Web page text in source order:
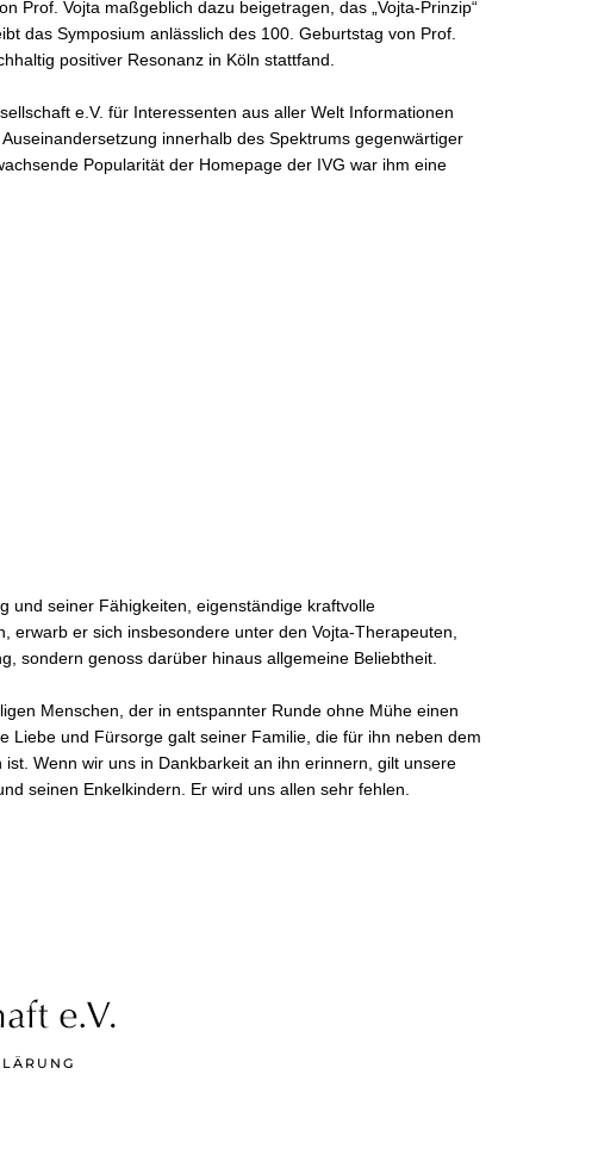
Prof. Vojta maßgeblich dazu beigetragen, das „Vojta-Prinzip“
das Symposium anlässlich des 100. Geburtstag von Prof.
positiver Resonanz in Köln stattfand.
e.V. für Interessenten aus aller Welt Informationen
innerhalb des Spektrums gegenwärtiger
Popularität der Homepage der IVG war ihm eine
und seiner Fähigkeiten, eigenständige kraftvolle
er sich insbesondere unter den Vojta-Therapeuten,
sondern genoss darüber hinaus allgemeine Beliebtheit.
Menschen, der in entspannter Runde ohne Mühe einen
Liebe und Fürsorge galt seiner Familie, die für ihn neben dem
Wenn wir uns in Dankbarkeit an ihn erinnern, gilt unsere
seinen Enkelkindern. Er wird uns allen sehr fehlen.